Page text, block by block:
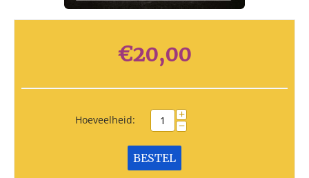
€20,00
Hoeveelheid: +
−
BESTEL